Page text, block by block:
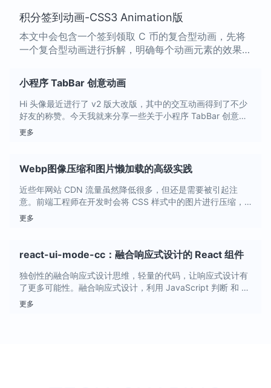
积分签到动画-CSS3 Animation版
本文中会包含一个签到领取 C 币的复合型动画，先将
一个复合型动画进行拆解，明确每个动画元素的效果，
相关的其他知识点。
小程序 TabBar 创意动画
Hi 头像最近进行了 v2 版大改版，其中的交互动画得到了不少
好友的称赞。今天我就来分享一些关于小程序 TabBar 创意动
画，将从 TabBar 类型、完整的 TabBar 创意动画进行分析。
更多
Webp图像压缩和图片懒加载的高级实践
近些年网站 CDN 流量虽然降低很多，但还是需要被引起注
意。前端工程师在开发时会将 CSS 样式中的图片进行压缩，
但网站图片的流量大部分来自用户上传的图片，而这些图片如
更多
react-ui-mode-cc：融合响应式设计的 React 组件
独创性的融合响应式设计思维，轻量的代码，让响应式设计有
了更多可能性。融合响应式设计，利用 JavaScript 判断 和 C
SS 来进行媒体查询，是响应式设计与自适应设计结合的方
更多